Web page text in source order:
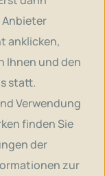
Anbieter
anklicken,
Ihnen und den
statt.
Verwendung
finden Sie
der
zur